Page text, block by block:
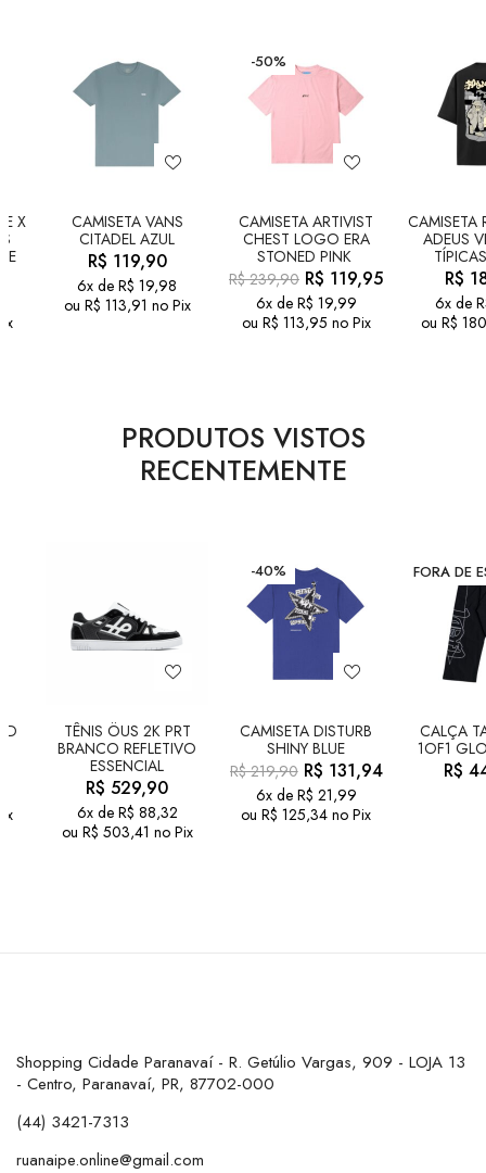
X
CAMISETA VANS
CITADEL AZUL
R$ 119,90
6x de R$ 19,98
ou R$ 113,91 no Pix
-50%
CAMISETA ARTIVIST
CHEST LOGO ERA
STONED PINK
R$239,90 R$ 119,95
6x de R$ 19,99
ou R$ 113,95 no Pix
CAMISETA
ADEUS
R$
6x de
ou R$
PRODUTOS VISTOS
RECENTEMENTE
TÊNIS ÖUS 2K PRT
BRANCO REFLETIVO
ESSENCIAL
R$ 529,90
6x de R$ 88,32
ou R$ 503,41 no Pix
-40%
CAMISETA DISTURB
SHINY BLUE
R$219,90 R$ 131,94
6x de R$ 21,99
ou R$ 125,34 no Pix
FORA DE
CALÇA
1OF1
R$
Shopping Cidade Paranavaí - R. Getúlio Vargas, 909 - LOJA 13
- Centro, Paranavaí, PR, 87702-000
(44) 3421-7313
ruanaipe.online@gmail.com